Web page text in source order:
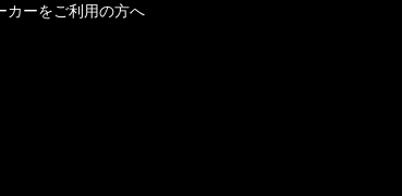
カーをご利用の方へ